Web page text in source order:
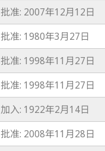
批准: 2007年12月12日
批准: 1980年3月27日
批准: 1998年11月27日
批准: 1998年11月27日
加入: 1922年2月14日
批准: 2008年11月28日